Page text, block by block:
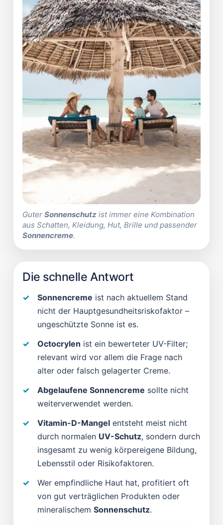
Guter Sonnenschutz ist immer eine Kombination
aus Schatten, Kleidung, Hut, Brille und passender
Sonnencreme.
Die schnelle Antwort
Sonnencreme ist nach aktuellem Stand
nicht der Hauptgesundheitsriskofaktor –
ungeschützte Sonne ist es.
Octocrylen ist ein bewerteter UV-Filter;
relevant wird vor allem die Frage nach
alter oder falsch gelagerter Creme.
Abgelaufene Sonnencreme sollte nicht
weiterverwendet werden.
Vitamin-D-Mangel entsteht meist nicht
durch normalen UV-Schutz, sondern durch
insgesamt zu wenig körpereigene Bildung,
Lebensstil oder Risikofaktoren.
Wer empfindliche Haut hat, profitiert oft
von gut verträglichen Produkten oder
mineralischem Sonnenschutz.